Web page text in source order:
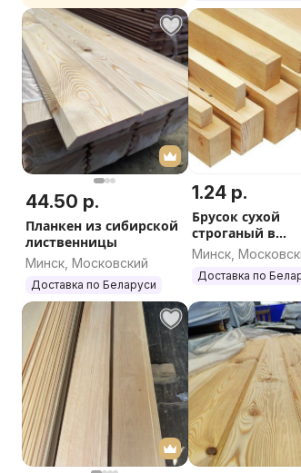
44.50 р.
Планкен из сибирской
лиственницы
Минск, Московский
Доставка по Беларуси
1.24 р.
Брусок сухой
строганый в
ассортименте
Минск,
Доставка по